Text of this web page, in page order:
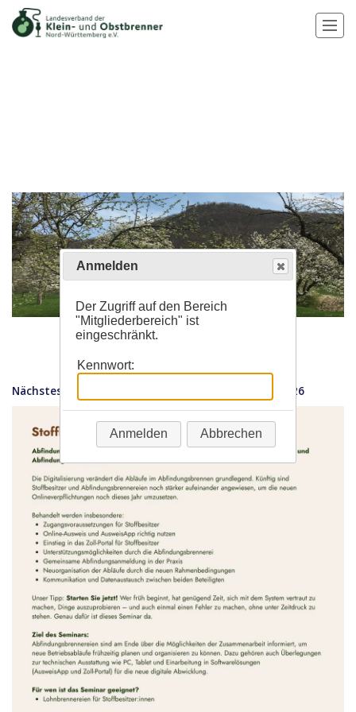
Anmelden
Der Zugriff auf den Bereich
"Mitgliederbereich" ist
eingeschränkt.
Kennwort:
Anmelden Abbrechen